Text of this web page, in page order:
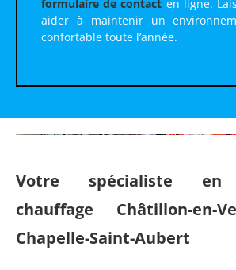
formulaire de contact en ligne.
aider à maintenir un
confortable toute l’année.
Votre spécialiste en
chauffage Châtillon-en-
Chapelle-Saint-Aubert